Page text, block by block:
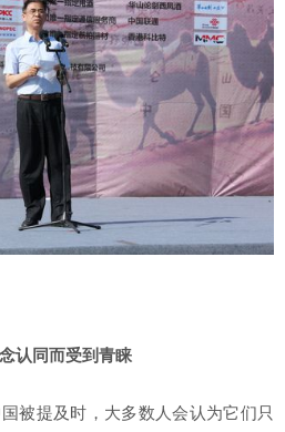
认同而受到青睐
被提及时，大多数人会认为它们只